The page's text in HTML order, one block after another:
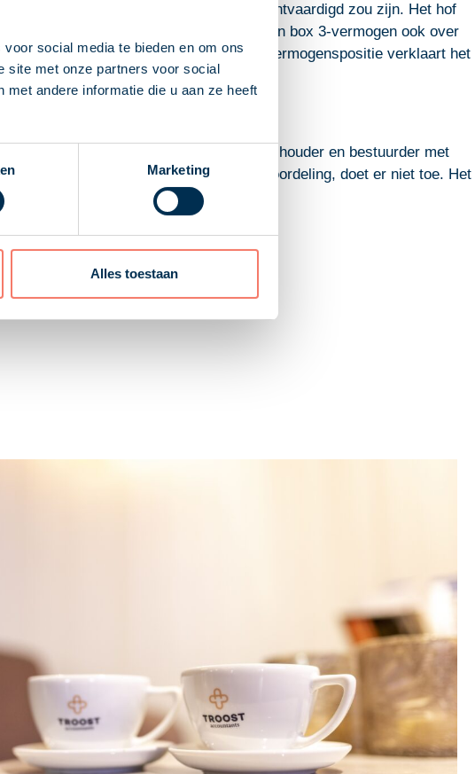
social media te bieden en om ons
site met onze partners voor social
andere informatie die u aan ze heeft
Marketing
Alles toestaan
waardoor een lagere rente gerechtvaardigd zou zijn. Het hof
in box 3. De dga beschikt naast zijn box 3-vermogen ook over
terugbetalen. Het verschil in vermogenspositie verklaart het
de bv en de dga, die als enig aandeelhouder en bestuurder met
van de exacte omvang van de bevoordeling, doet er niet toe. Het